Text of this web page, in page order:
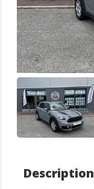
Description